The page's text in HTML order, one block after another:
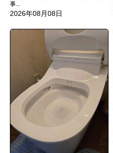
事...
2026年08月08日